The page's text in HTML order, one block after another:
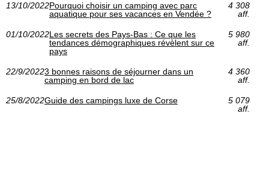
13/10/2022Pourquoi choisir un camping avec parc
aquatique pour ses vacances en Vendée ?
4 308
aff.
01/10/2022Les secrets des Pays-Bas : Ce que les
tendances démographiques révèlent sur ce
pays
5 980
aff.
22/9/20223 bonnes raisons de séjourner dans un
camping en bord de lac
4 360
aff.
25/8/2022Guide des campings luxe de Corse
5 079
aff.